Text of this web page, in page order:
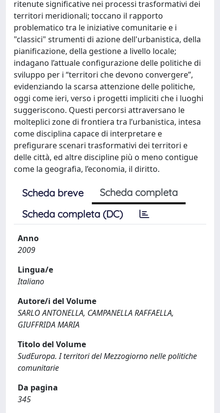
ritenute significative nei processi trasformativi dei
territori meridionali; toccano il rapporto
problematico tra le iniziative comunitarie e i
"classici" strumenti di azione dell'urbanistica, della
pianificazione, della gestione a livello locale;
indagano l’attuale configurazione delle politiche di
sviluppo per i “territori che devono convergere”,
evidenziando la scarsa attenzione delle politiche,
oggi come ieri, verso i progetti impliciti che i luoghi
suggeriscono. Questi percorsi attraversano le
molteplici zone di frontiera tra l’urbanistica, intesa
come disciplina capace di interpretare e
prefigurare scenari trasformativi dei territori e
delle città, ed altre discipline più o meno contigue
come la geografia, l’economia, il diritto.
Scheda breve
Scheda completa
Scheda completa (DC)
Anno
2009
Lingua/e
Italiano
Autore/i del Volume
SARLO ANTONELLA, CAMPANELLA RAFFAELLA,
GIUFFRIDA MARIA
Titolo del Volume
SudEuropa. I territori del Mezzogiorno nelle politiche
comunitarie
Da pagina
345